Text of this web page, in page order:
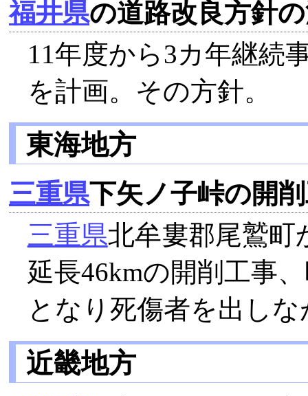
福井県の道路改良方針
11年度から3カ年継続
を計画。その方針。
東海地方
三重県下矢ノ子峠の開
三重県北牟婁郡尾鷲町
延長46kmの開削工事
となり死傷者を出し
近畿地方